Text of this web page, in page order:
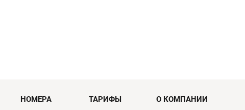
НОМЕРА
ТАРИФЫ
О КОМПАНИИ